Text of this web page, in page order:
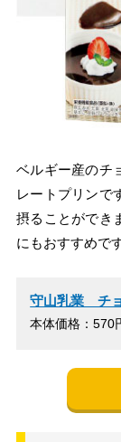
ベルギー産のチ
レートプリンで
摂ることができ
にもおすすめです
守山乳業 チ
本体価格：570